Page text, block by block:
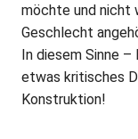
möchte und nicht
Geschlecht
In diesem Sinne –
etwas kritisches
Konstruktion!